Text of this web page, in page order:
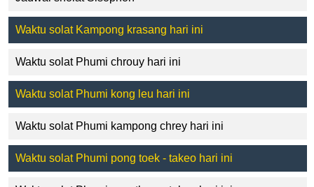
Waktu solat Kampong krasang hari ini
Waktu solat Phumi chrouy hari ini
Waktu solat Phumi kong leu hari ini
Waktu solat Phumi kampong chrey hari ini
Waktu solat Phumi pong toek - takeo hari ini